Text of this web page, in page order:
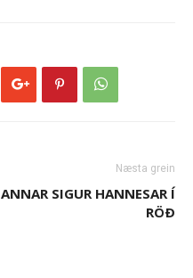
Næsta grein
ANNAR SIGUR HANNESAR Í
RÖÐ